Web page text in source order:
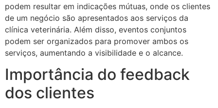
podem resultar em indicações mútuas, onde os clientes
de um negócio são apresentados aos serviços da
clínica veterinária. Além disso, eventos conjuntos
podem ser organizados para promover ambos os
serviços, aumentando a visibilidade e o alcance.
Importância do feedback
dos clientes